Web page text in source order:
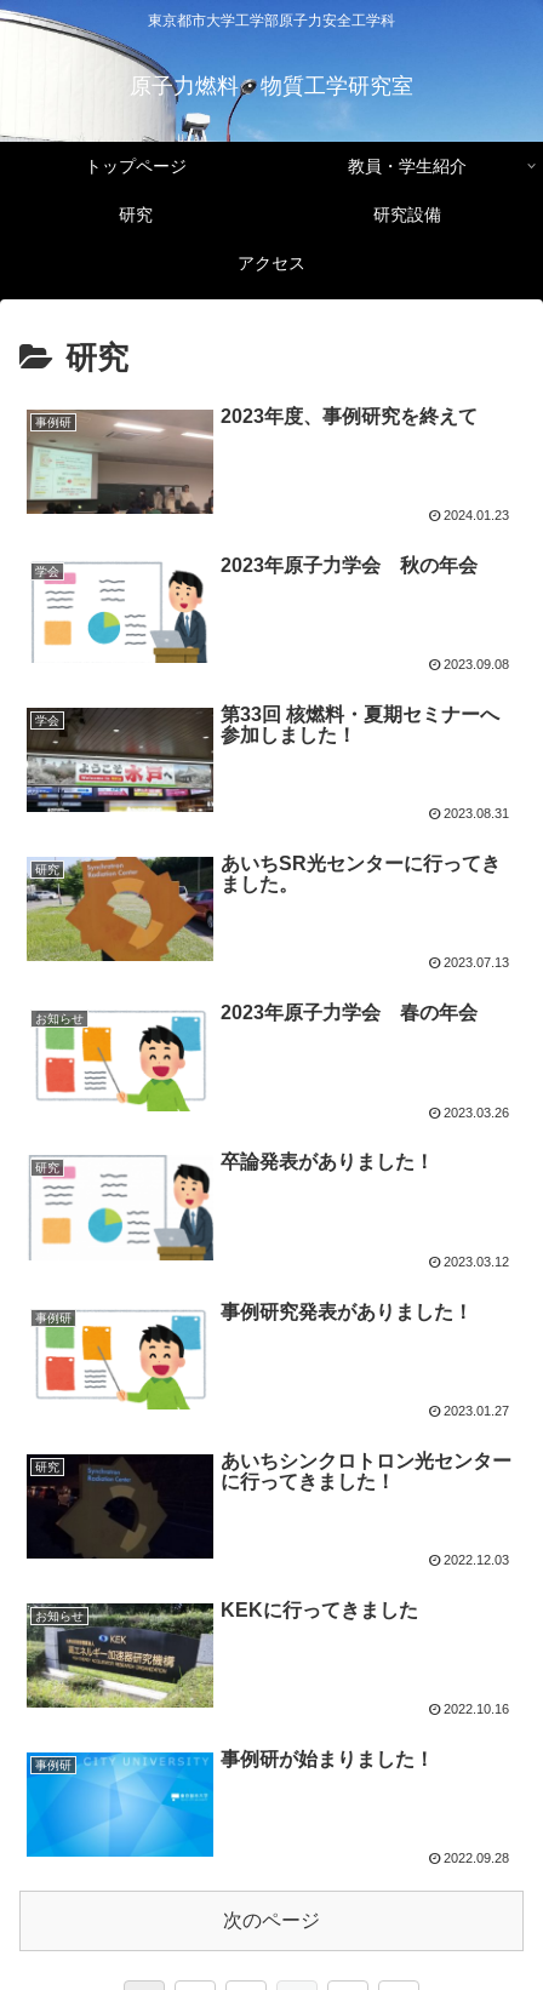
東京都市大学工学部原子力安全工学科
原子力燃料・物質工学研究室
トップページ 教員・学生紹介
研究 研究設備
アクセス
研究
事例研 2023年度、事例研究を終えて
2024.01.23
学会 2023年原子力学会 秋の年会
2023.09.08
学会
第33回 核燃料・夏期セミナーへ
参加しました！
2023.08.31
研究
あいちSR光センターに行ってき
ました。
2023.07.13
お知らせ 2023年原子力学会 春の年会
2023.03.26
研究 卒論発表がありました！
2023.03.12
事例研 事例研究発表がありました！
2023.01.27
研究
あいちシンクロトロン光センター
に行ってきました！
2022.12.03
お知らせ KEKに行ってきました
2022.10.16
事例研 事例研が始まりました！
2022.09.28
次のページ